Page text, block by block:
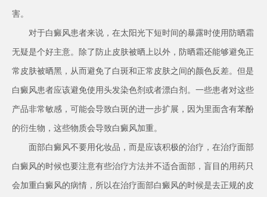
害。
对于白癜风患者来说，在太阳光下短时间的暴露时使用防晒霜
无疑是个好主意。除了防止皮肤被晒上以外，防晒霜还能够避免正
常皮肤被晒黑，从而避免了白斑和正常皮肤之间的颜色反差。但是
白癜风患者应该避免使用头发染色剂或者漂白剂。一些患者对这些
产品非常敏感，可能会导致白斑的进一步扩展，因为里面含有苯酚
的衍生物，这些物质会导致白癜风加重。
面部白癜风不要用化妆品，而是应该积极的治疗，在治疗面部
白癜风的时候也要注意有些治疗方法并不适合面部，盲目的用药只
会加重白癜风的病情，所以在治疗面部白癜风的时候是去正规的皮